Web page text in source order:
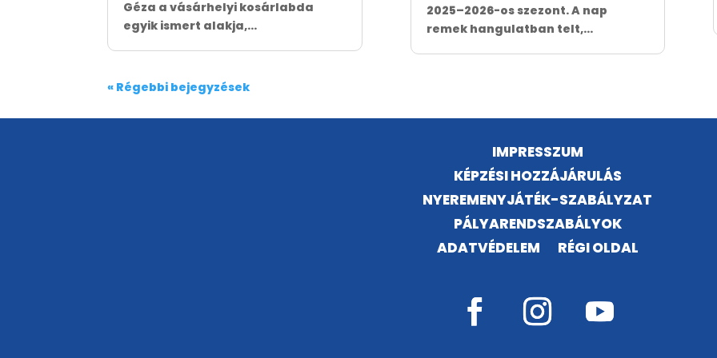
Géza a vásárhelyi kosárlabda
egyik ismert alakja,...
2025–2026-os szezont. A nap
remek hangulatban telt,...
« Régebbi bejegyzések
IMPRESSZUM
KÉPZÉSI HOZZÁJÁRULÁS
NYEREMENYJÁTÉK-SZABÁLYZAT
PÁLYARENDSZABÁLYOK
ADATVÉDELEM
RÉGI OLDAL